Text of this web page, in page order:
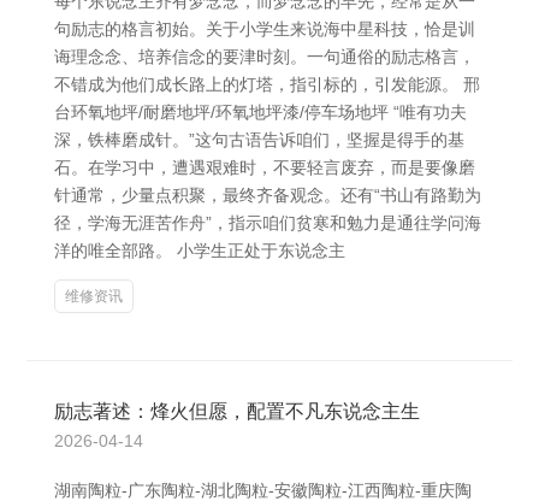
句励志的格言初始。关于小学生来说海中星科技，恰是训
诲理念念、培养信念的要津时刻。一句通俗的励志格言，
不错成为他们成长路上的灯塔，指引标的，引发能源。 邢
台环氧地坪/耐磨地坪/环氧地坪漆/停车场地坪 “唯有功夫
深，铁棒磨成针。”这句古语告诉咱们，坚握是得手的基
石。在学习中，遭遇艰难时，不要轻言废弃，而是要像磨
针通常，少量点积聚，最终齐备观念。还有“书山有路勤为
径，学海无涯苦作舟”，指示咱们贫寒和勉力是通往学问海
洋的唯全部路。 小学生正处于东说念主
维修资讯
励志著述：烽火但愿，配置不凡东说念主生
2026-04-14
湖南陶粒-广东陶粒-湖北陶粒-安徽陶粒-江西陶粒-重庆陶